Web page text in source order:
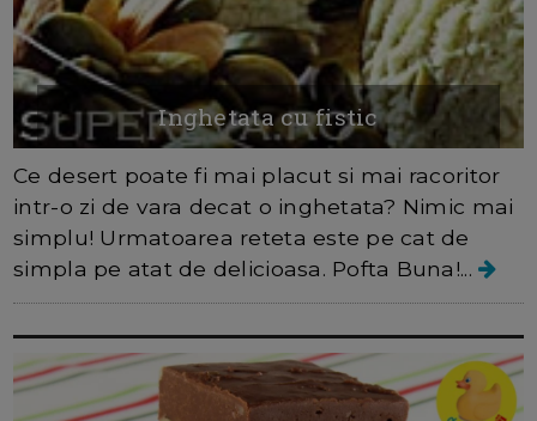
Inghetata cu fistic
Ce desert poate fi mai placut si mai racoritor
intr-o zi de vara decat o inghetata? Nimic mai
simplu! Urmatoarea reteta este pe cat de
simpla pe atat de delicioasa. Pofta Buna!...